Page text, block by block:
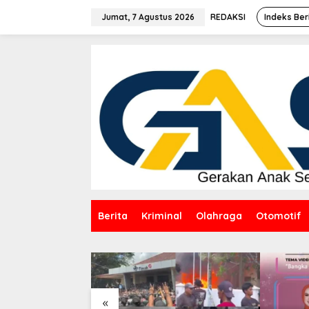
Jumat, 7 Agustus 2026 REDAKSI Indeks
Berita Kriminal Olahraga Otomotif
«